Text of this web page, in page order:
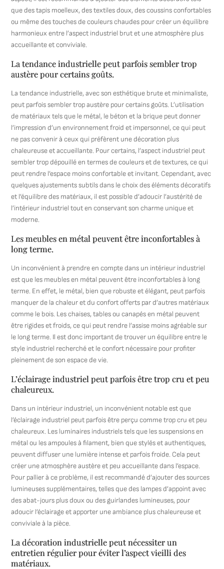
que des tapis moelleux, des textiles doux, des coussins confortables
ou même des touches de couleurs chaudes pour créer un équilibre
harmonieux entre l’aspect industriel brut et une atmosphère plus
accueillante et conviviale.
La tendance industrielle peut parfois sembler trop
austère pour certains goûts.
La tendance industrielle, avec son esthétique brute et minimaliste,
peut parfois sembler trop austère pour certains goûts. L’utilisation
de matériaux tels que le métal, le béton et la brique peut donner
l’impression d’un environnement froid et impersonnel, ce qui peut
ne pas convenir à ceux qui préfèrent une décoration plus
chaleureuse et accueillante. Pour certains, l’aspect industriel peut
sembler trop dépouillé en termes de couleurs et de textures, ce qui
peut rendre l’espace moins confortable et invitant. Cependant, avec
quelques ajustements subtils dans le choix des éléments décoratifs
et l’équilibre des matériaux, il est possible d’adoucir l’austérité de
l’intérieur industriel tout en conservant son charme unique et
moderne.
Les meubles en métal peuvent être inconfortables à
long terme.
Un inconvénient à prendre en compte dans un intérieur industriel
est que les meubles en métal peuvent être inconfortables à long
terme. En effet, le métal, bien que robuste et élégant, peut parfois
manquer de la chaleur et du confort offerts par d’autres matériaux
comme le bois. Les chaises, tables ou canapés en métal peuvent
être rigides et froids, ce qui peut rendre l’assise moins agréable sur
le long terme. Il est donc important de trouver un équilibre entre le
style industriel recherché et le confort nécessaire pour profiter
pleinement de son espace de vie.
L’éclairage industriel peut parfois être trop cru et peu
chaleureux.
Dans un intérieur industriel, un inconvénient notable est que
l’éclairage industriel peut parfois être perçu comme trop cru et peu
chaleureux. Les luminaires industriels tels que les suspensions en
métal ou les ampoules à filament, bien que stylés et authentiques,
peuvent diffuser une lumière intense et parfois froide. Cela peut
créer une atmosphère austère et peu accueillante dans l’espace.
Pour pallier à ce problème, il est recommandé d’ajouter des sources
lumineuses supplémentaires, telles que des lampes d’appoint avec
des abat-jours plus doux ou des guirlandes lumineuses, pour
adoucir l’éclairage et apporter une ambiance plus chaleureuse et
conviviale à la pièce.
La décoration industrielle peut nécessiter un
entretien régulier pour éviter l’aspect vieilli des
matériaux.